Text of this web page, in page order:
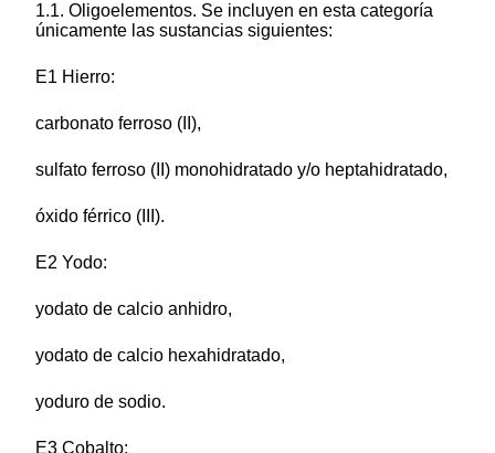
1.1. Oligoelementos. Se incluyen en esta categoría
únicamente las sustancias siguientes:
E1 Hierro:
carbonato ferroso (II),
sulfato ferroso (II) monohidratado y/o heptahidratado,
óxido férrico (III).
E2 Yodo:
yodato de calcio anhidro,
yodato de calcio hexahidratado,
yoduro de sodio.
E3 Cobalto: